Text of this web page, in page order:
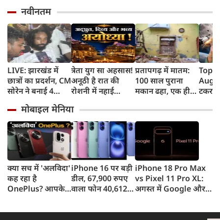
नवीनतम
LIVE: झारखंड में
छात्रों का प्रदर्शन, CM
सोरेन ने बनाई 4
त्रेता युग सा अहसास!
अनूठी है रात की
रोशनी में नहाई
प्रतापगढ़ में मातम:
100 साल पुराना
मकान ढहा, एक ही
दर्दनाक मौत
Top
मोबाइल मेनिया
क्या सच में 'अलविदा'
कह रहा है
OnePlus? आपके
iPhone 16 पर बड़ी
डील, 67,900 रुपए
वाला फोन 40,612
iPhone 18 Pro Max
vs Pixel 11 Pro XL:
अगस्त में Google और